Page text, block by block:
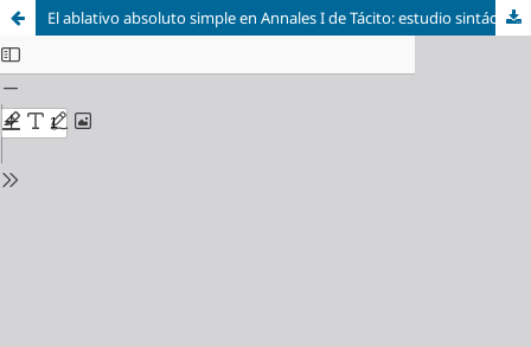
El ablativo absoluto simple en Annales I de Tácito: estudio sintáctico, estilístico y semántico